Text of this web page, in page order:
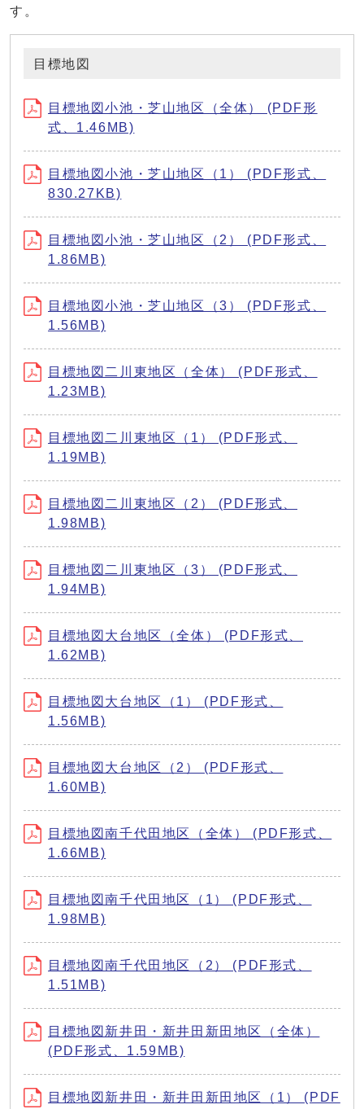
す。
目標地図
目標地図小池・芝山地区（全体） (PDF形
式、1.46MB)
目標地図小池・芝山地区（1） (PDF形式、
830.27KB)
目標地図小池・芝山地区（2） (PDF形式、
1.86MB)
目標地図小池・芝山地区（3） (PDF形式、
1.56MB)
目標地図二川東地区（全体） (PDF形式、
1.23MB)
目標地図二川東地区（1） (PDF形式、
1.19MB)
目標地図二川東地区（2） (PDF形式、
1.98MB)
目標地図二川東地区（3） (PDF形式、
1.94MB)
目標地図大台地区（全体） (PDF形式、
1.62MB)
目標地図大台地区（1） (PDF形式、
1.56MB)
目標地図大台地区（2） (PDF形式、
1.60MB)
目標地図南千代田地区（全体） (PDF形式、
1.66MB)
目標地図南千代田地区（1） (PDF形式、
1.98MB)
目標地図南千代田地区（2） (PDF形式、
1.51MB)
目標地図新井田・新井田新田地区（全体）
(PDF形式、1.59MB)
目標地図新井田・新井田新田地区（1） (PDF